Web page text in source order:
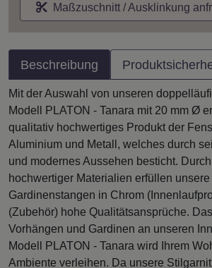
Maßzuschnitt / Ausklinkung
Beschreibung
Mit der Auswahl von unseren
Modell PLATON - Tanara mit 20 mm Ø
qualitativ hochwertiges Produkt der
Aluminium und Metall, welches durch
und modernes Aussehen besticht.
hochwertiger Materialien erfüllen
Gardinenstangen in Chrom
(Zubehör) hohe Qualitätsansprüche.
Vorhängen und Gardinen an unseren
Modell PLATON - Tanara wird Ihrem
Ambiente verleihen. Da unsere